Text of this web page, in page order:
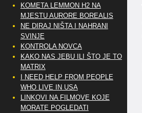
KOMETA LEMMON H2 NA
MJESTU AURORE BOREALIS
NE DIRAJ NIŠTA I NAHRANI
SVINJE
KONTROLA NOVCA
KAKO NAS JEBU ILI ŠTO JE TO
MATRIX
I NEED HELP FROM PEOPLE
WHO LIVE IN USA
LINKOVI NA FILMOVE KOJE
MORATE POGLEDATI